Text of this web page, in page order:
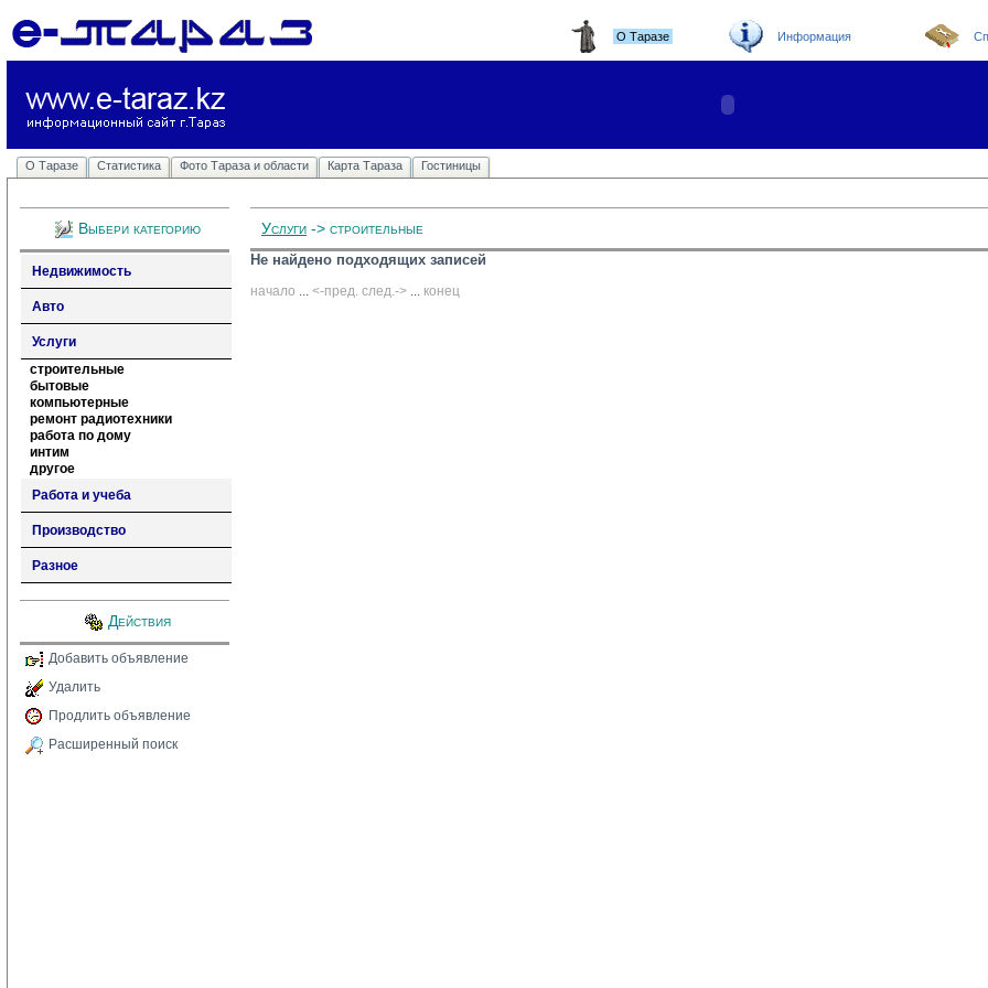
О Таразе Информация
О Таразе Статистика Фото Тараза и области Карта Тараза Гостиницы
Выбери категорию
Недвижимость
Авто
Услуги
строительные
бытовые
компьютерные
ремонт радиотехники
работа по дому
интим
другое
Работа и учеба
Производство
Разное
Действия
Добавить объявление
Удалить
Продлить объявление
Расширенный поиск
Услуги -> строительные
Не найдено подходящих записей
начало ... <-пред. след.-> ... конец